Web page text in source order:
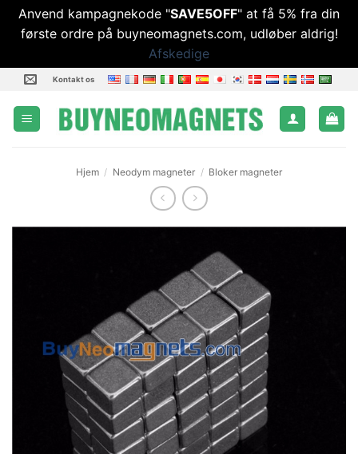
Anvend kampagnekode "SAVE5OFF" at få 5% fra din
første ordre på buyneomagnets.com, udløber aldrig!
Afskedige
Fortsæt
indhold
Kontakt os
Hjem / Neodym magneter / Bloker magneter